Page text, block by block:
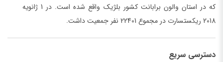
که در استان والون برابانت کشور بلژیک واقع شده است. در 1 ژانویه
2018 ریکستسارت در مجموع 22401 نفر جمعیت داشت.
دسترسی سریع